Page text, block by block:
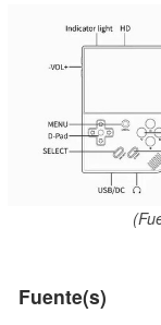
Fuente(s)